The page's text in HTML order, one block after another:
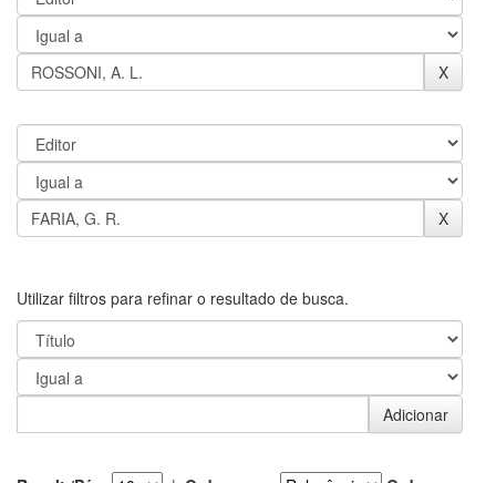
Utilizar filtros para refinar o resultado de busca.